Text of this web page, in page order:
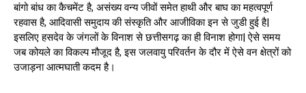
बांगो बांध का कैचमेंट है, असंख्य वन्य जीवों समेत हाथी और बाघ का महत्वपूर्ण
रहवास है, आदिवासी समुदाय की संस्कृति और आजीविका इन से जुडी हुई है|
इसलिए हसदेव के जंगलों के विनाश से छत्तीसगढ़ का ही विनाश होगा| ऐसे समय
जब कोयले का विकल्प मौजूद है, इस जलवायु परिवर्तन के दौर में ऐसे वन क्षेत्रों को
उजाड़ना आत्मघाती कदम है।